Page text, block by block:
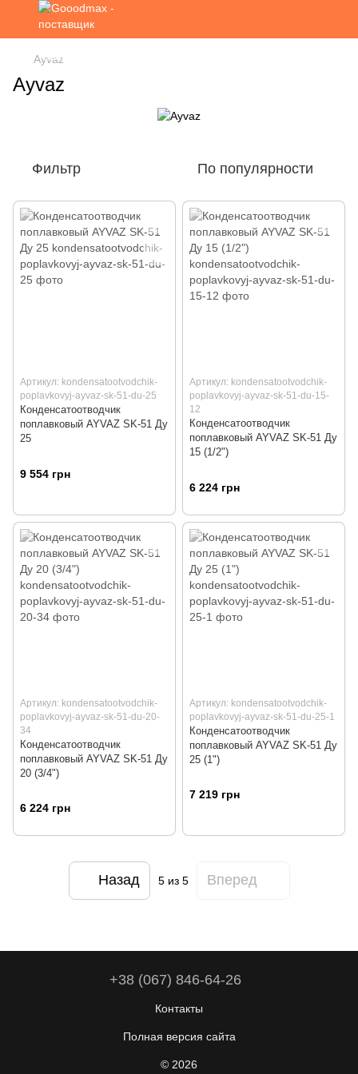
Ayvaz
Ayvaz
Фильтр По популярности
Артикул: kondensatootvodchik-
poplavkovyj-ayvaz-sk-51-du-25
Конденсатоотводчик
поплавковый AYVAZ SK-51 Ду
25
9 554 грн
Артикул: kondensatootvodchik-
poplavkovyj-ayvaz-sk-51-du-15-
12
Конденсатоотводчик
поплавковый AYVAZ SK-51 Ду
15 (1/2")
6 224 грн
Артикул: kondensatootvodchik-
poplavkovyj-ayvaz-sk-51-du-20-
34
Конденсатоотводчик
поплавковый AYVAZ SK-51 Ду
20 (3/4")
6 224 грн
Артикул: kondensatootvodchik-
poplavkovyj-ayvaz-sk-51-du-25-1
Конденсатоотводчик
поплавковый AYVAZ SK-51 Ду
25 (1")
7 219 грн
Назад 5из 5 Вперед
+38 (067) 846-64-26
Контакты
Полная версия сайта
© 2026